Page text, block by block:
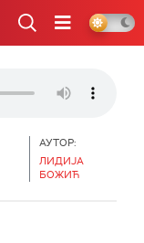
АУТОР:
ЛИДИЈА
БОЖИЋ